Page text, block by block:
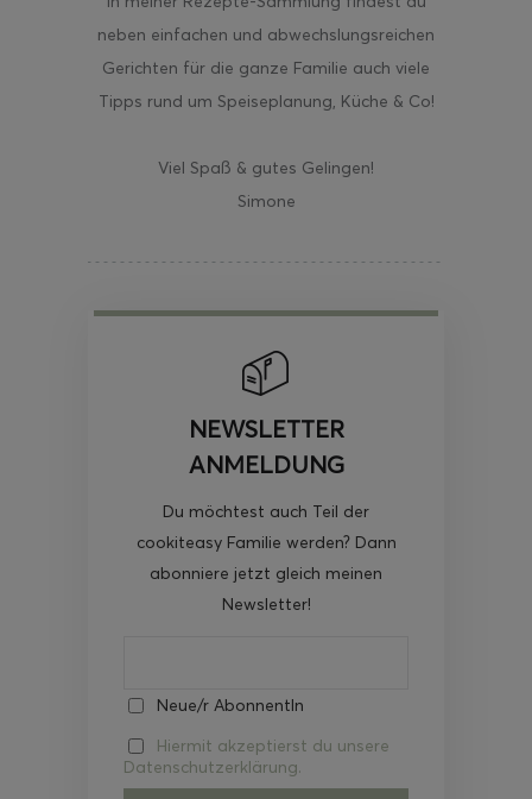
neben einfachen und abwechslungsreichen
Gerichten für die ganze Familie auch viele
Tipps rund um Speiseplanung, Küche & Co!
Viel Spaß & gutes Gelingen!
Simone
NEWSLETTER
ANMELDUNG
Du möchtest auch Teil der
cookiteasy Familie werden? Dann
abonniere jetzt gleich meinen
Newsletter!
Neue/r AbonnentIn
Hiermit akzeptierst du unsere
Datenschutzerklärung.